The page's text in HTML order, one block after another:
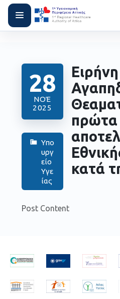
28
ΝΟΈ
2025
Υπο
υργ
είο
Υγε
ίας
Ειρήνη
πρώτα
κατά
Post Content